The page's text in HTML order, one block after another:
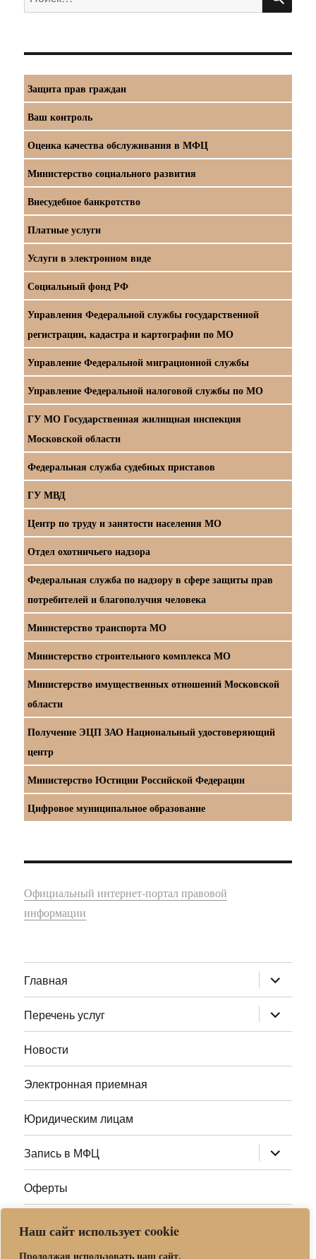
Наш сайт использует cookie
Продолжая использовать наш сайт,
Защита прав граждан
Ваш контроль
Оценка качества обслуживания в МФЦ
Министерство социального развития
Внесудебное банкротство
Платные услуги
Услуги в электронном виде
Социальный фонд РФ
Управления Федеральной службы государственной
регистрации, кадастра и картографии по МО
Управление Федеральной миграционной службы
Управление Федеральной налоговой службы по МО
ГУ МО Государственная жилищная инспекция
Московской области
Федеральная служба судебных приставов
ГУ МВД
Центр по труду и занятости населения МО
Отдел охотничьего надзора
Федеральная служба по надзору в сфере защиты прав
потребителей и благополучия человека
Министерство транспорта МО
Министерство строительного комплекса МО
Министерство имущественных отношений Московской
области
Получение ЭЦП ЗАО Национальный удостоверяющий
центр
Министерство Юстиции Российской Федерации
Цифровое муниципальное образование
Официальный интернет-портал правовой
информации
Главная раскрыть
дочернее
меню
Перечень услуг
раскрыть
дочернее
меню
Новости
Электронная приемная
Юридическим лицам
Запись в МФЦ раскрыть
дочернее
меню
Оферты